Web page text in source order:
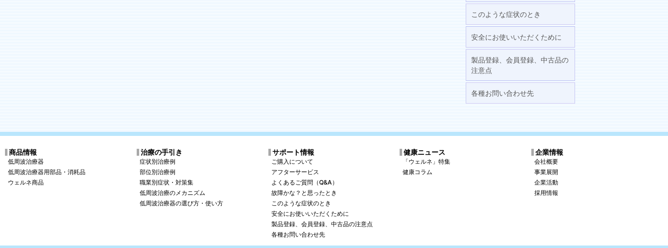
このような症状のとき
安全にお使いいただくために
製品登録、会員登録、中古品の
注意点
各種お問い合わせ先
商品情報
低周波治療器
低周波治療器用部品・消耗品
ウェルネ商品
治療の手引き
症状別治療例
部位別治療例
職業別症状・対策集
低周波治療のメカニズム
低周波治療器の選び方・使い方
サポート情報
ご購入について
アフターサービス
よくあるご質問（Q&A）
故障かな？と思ったとき
このような症状のとき
安全にお使いいただくために
製品登録、会員登録、中古品の注意点
各種お問い合わせ先
健康ニュース
「ウェルネ」特集
健康コラム
企業情報
会社概要
事業展開
企業活動
採用情報